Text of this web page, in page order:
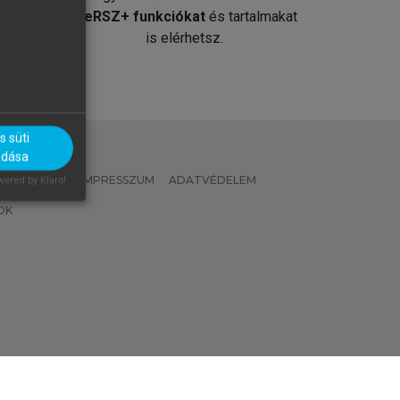
MeRSZ+ funkciókat és tartalmakat
is elérhetsz.
IMPRESSZUM ADATVÉDELEM
süti
by Klaro!